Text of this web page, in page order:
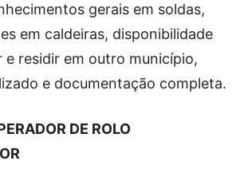
gerais em soldas,
em caldeiras, disponibilidade
e residir em outro município,
e documentação completa.
DE ROLO